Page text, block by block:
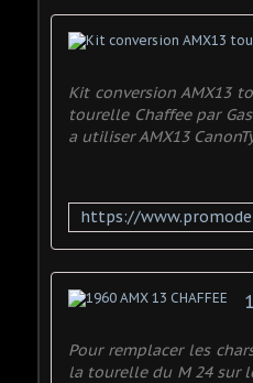
Kit conversion AMX13
tourelle Chaffee par
a utiliser AMX13
Pour remplacer les
la tourelle du M 24 sur